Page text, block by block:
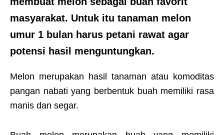
masyarakat. Untuk itu tanaman melon
umur 1 bulan harus petani rawat agar
potensi hasil menguntungkan.
Melon merupakan hasil tanaman atau komoditas
pangan nabati yang berbentuk buah memiliki rasa
manis dan segar.